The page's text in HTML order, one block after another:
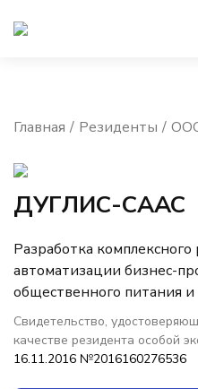
Главная Резиденты
ДУГЛИС-СААС
Разработка
автоматизации бизнес-
общественного питания и
Свидетельство,
качестве резидента особой
16.11.2016 №2016160276536